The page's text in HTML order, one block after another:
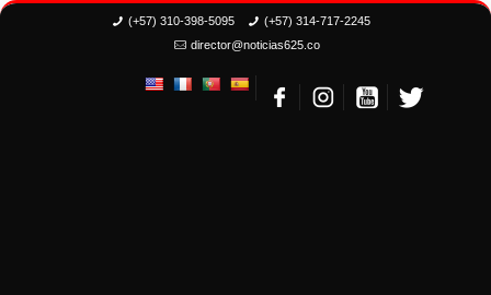
(+57) 310-398-5095
(+57) 314-717-2245
director@noticias625.co